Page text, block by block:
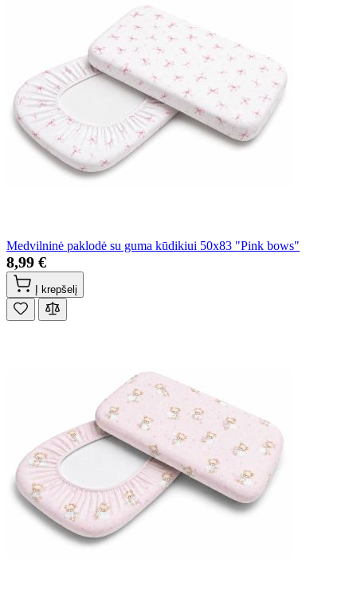
Medvilninė paklodė su guma kūdikiui 50x83 "Pink bows"
8,99 €
Į krepšelį